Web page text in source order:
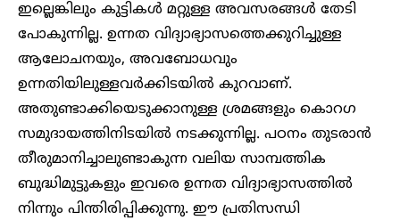
ഇല്ലെങ്കിലും കുട്ടികൾ മറ്റുള്ള അവസരങ്ങൾ തേടി
പോകുന്നില്ല. ഉന്നത വിദ്യാഭ്യാസത്തെക്കുറിച്ചുള്ള
ആലോചനയും, അവബോധവും
ഉന്നതിയിലുള്ളവ‍ർക്കിടയിൽ കുറവാണ്.
അതുണ്ടാക്കിയെടുക്കാനുള്ള ശ്രമങ്ങളും കൊറ​ഗ
സമു​ദായത്തിനിടയിൽ നടക്കുന്നില്ല. പഠനം തുടരാൻ
തീരുമാനിച്ചാലുണ്ടാകുന്ന വലിയ സാമ്പത്തിക
ബുദ്ധിമുട്ടുകളും ഇവരെ ഉന്നത വിദ്യാഭ്യാസത്തിൽ
നിന്നും പിന്തിരിപ്പിക്കുന്നു. ഈ പ്രതിസന്ധി